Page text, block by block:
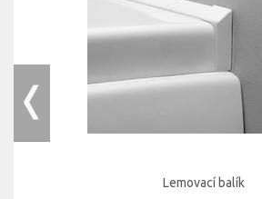
Lemovací balík